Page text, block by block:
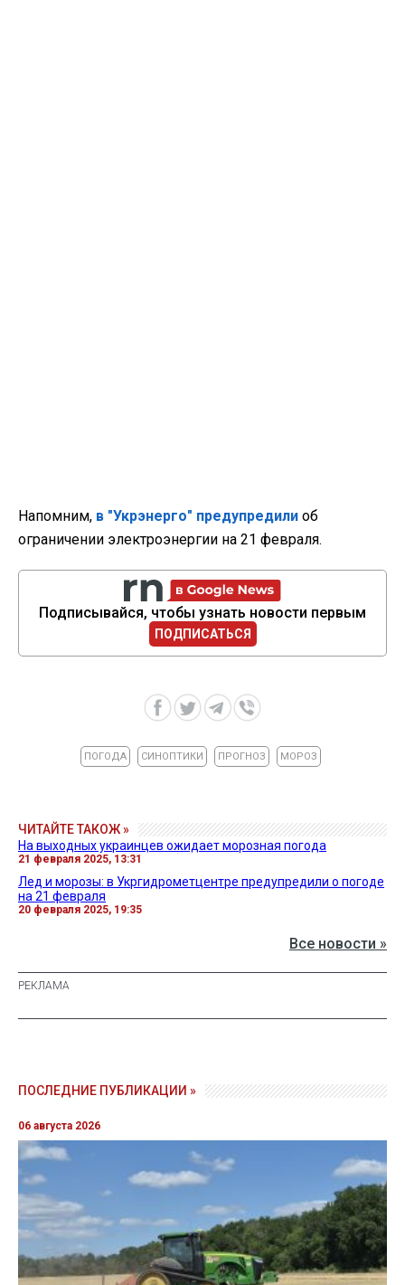
Напомним, в "Укрэнерго" предупредили об
ограничении электроэнергии на 21 февраля.
Подписывайся, чтобы узнать новости первым
ПОДПИСАТЬСЯ
ПОГОДА СИНОПТИКИ ПРОГНОЗ МОРОЗ
ЧИТАЙТЕ ТАКОЖ »
На выходных украинцев ожидает морозная погода
21 февраля 2025, 13:31
Лед и морозы: в Укргидрометцентре предупредили о погоде
на 21 февраля
20 февраля 2025, 19:35
Все новости »
ПОСЛЕДНИЕ ПУБЛИКАЦИИ »
06 августа 2026